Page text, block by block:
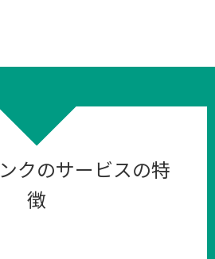
クのサービスの特
徴